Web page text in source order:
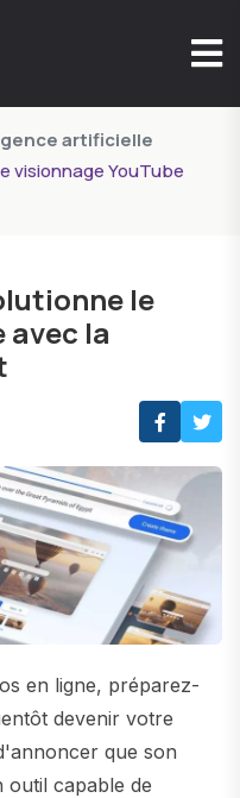
artificielle
visionnage YouTube
le
avec la
en ligne, préparez-
devenir votre
que son
outil capable de